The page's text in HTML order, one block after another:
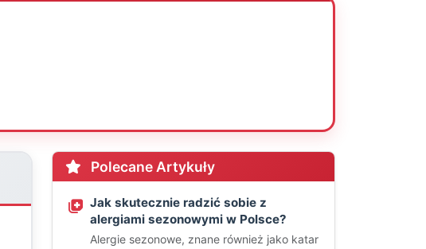
Polecane Artykuły
Jak skutecznie radzić sobie z
alergiami sezonowymi w Polsce?
Alergie sezonowe, znane również jako katar